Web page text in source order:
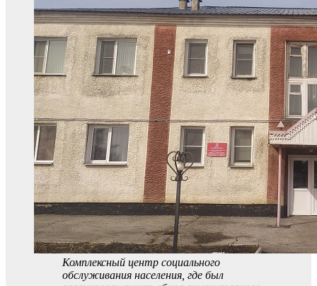
Комплексный центр социального
обслуживания населения, где был